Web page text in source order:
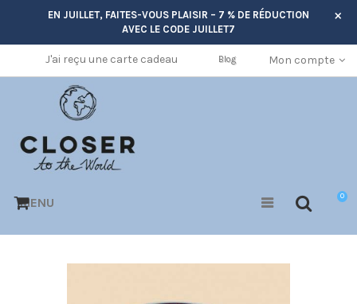
EN JUILLET, FAITES-VOUS PLAISIR – 7 % DE RÉDUCTION
AVEC LE CODE JUILLET7
×
Mon compte
Blog
J'ai reçu une carte cadeau
0
MENU